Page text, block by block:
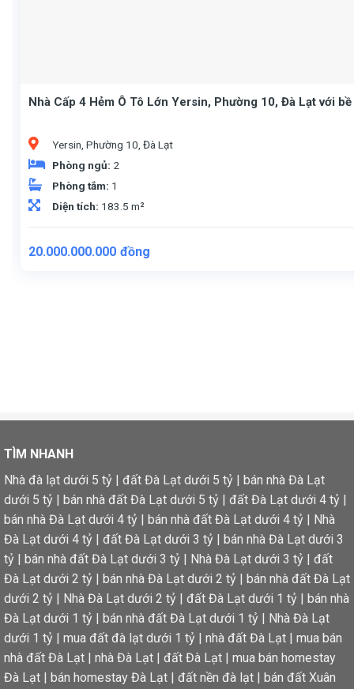
Nhà Cấp 4 Hẻm Ô Tô Lớn Yersin, Phường 10, Đà Lạt với
Yersin, Phường 10, Đà Lạt
Phòng ngủ: 2
Phòng tắm: 1
Diện tích: 183.5 m²
20.000.000.000 đồng
TÌM NHANH
Nhà đà lạt dưới 5 tỷ | đất Đà Lạt dưới 5 tỷ | bán nhà Đà Lạt
dưới 5 tỷ | bán nhà đất Đà Lạt dưới 5 tỷ | đất Đà Lạt dưới 4 tỷ |
bán nhà Đà Lạt dưới 4 tỷ | bán nhà đất Đà Lạt dưới 4 tỷ | Nhà
Đà Lạt dưới 4 tỷ | đất Đà Lạt dưới 3 tỷ | bán nhà Đà Lạt dưới 3
tỷ | bán nhà đất Đà Lạt dưới 3 tỷ | Nhà Đà Lạt dưới 3 tỷ | đất
Đà Lạt dưới 2 tỷ | bán nhà Đà Lạt dưới 2 tỷ | bán nhà đất Đà Lạt
dưới 2 tỷ | Nhà Đà Lạt dưới 2 tỷ | đất Đà Lạt dưới 1 tỷ | bán nhà
Đà Lạt dưới 1 tỷ | bán nhà đất Đà Lạt dưới 1 tỷ | Nhà Đà Lạt
dưới 1 tỷ | mua đất đà lạt dưới 1 tỷ | nhà đất Đà Lạt | mua bán
nhà đất Đà Lạt | nhà Đà Lạt | đất Đà Lạt | mua bán homestay
Đà Lạt | bán homestay Đà Lạt | đất nền đà lạt | bán đất Xuân